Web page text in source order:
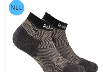
NEU